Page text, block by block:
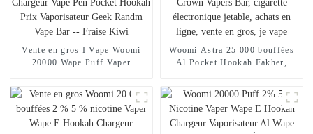
Vente en gros I Vape Woomi
20000 Wape Puff Vaper
Pocket Hookah Prix
Vaporisateur Geek Randm Vape
Bar -- Fraise Kiwi
Woomi Astra 25 000 bouffées
Al Pocket Hookah Fakher,
Crown Vapers Bar, cigarette
électronique jetable, achats en
ligne, vente en gros, je vape